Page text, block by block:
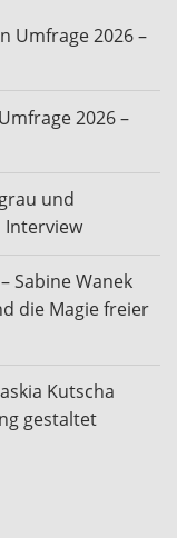
Umfrage 2026 –
2026 –
und
Interview
Sabine Wanek
die Magie freier
Kutscha
gestaltet